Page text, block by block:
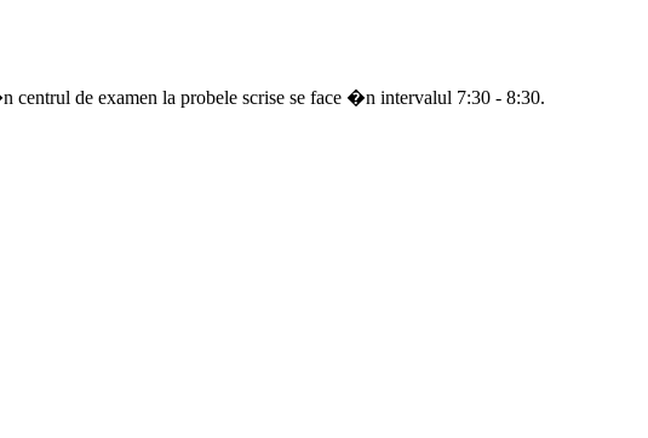
centrul de examen la probele scrise se face �n intervalul 7:30 - 8:30.